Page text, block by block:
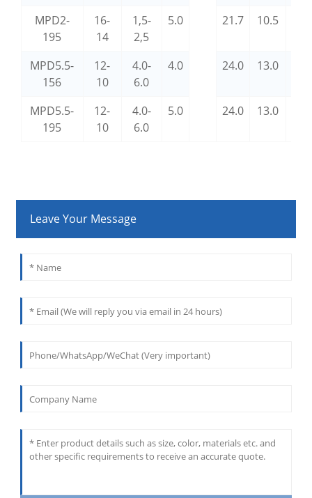
MPD2-
195
16-
14
1,5-
2,5
5.0 21.7 10.5
MPD5.5-
156
12-
10
4.0-
6.0
4.0 24.0 13.0
MPD5.5-
195
12-
10
4.0-
6.0
5.0 24.0 13.0
Leave Your Message